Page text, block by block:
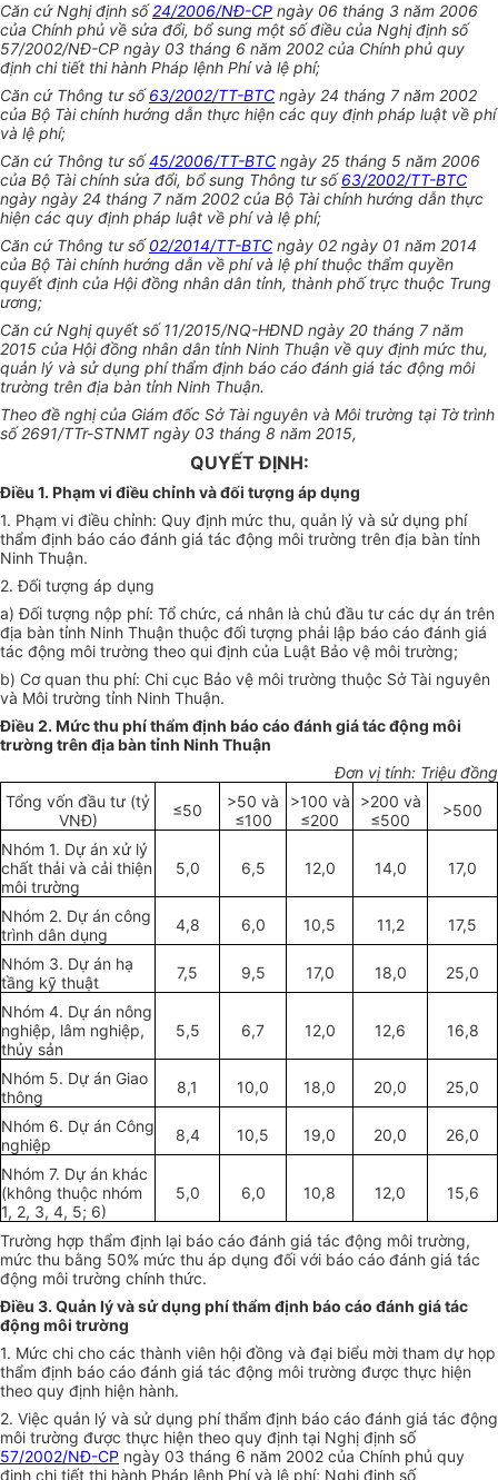
Căn cứ Nghị định số24/2006/NĐ-CP ngày 06 tháng 3 năm 2006
của Chính phủ về sửa đổi, bổ sung một số điều của Nghị định số
57/2002/NĐ-CP ngày 03 tháng 6 năm 2002 của Chính phủ quy
định chi tiết thi hành Pháp lệnh Phí và lệ phí;
Căn cứ Thông tư số63/2002/TT-BTC ngày 24 tháng 7 năm 2002
của Bộ Tài chính hướng dẫn thực hiện các quy định pháp luật về phí
và lệ phí;
Căn cứ Thông tư số45/2006/TT-BTC ngày 25 tháng 5 năm 2006
của Bộ Tài chính sửa đổi, bổ sung Thông tư số63/2002/TT-BTC
ngày ngày 24 tháng 7 năm 2002 của Bộ Tài chính hướng dẫn thực
hiện các quy định pháp luật về phí và lệ phí;
Căn cứ Thông tư số02/2014/TT-BTC ngày 02 ngày 01 năm 2014
của Bộ Tài chính hướng dẫn về phí và lệ phí thuộc thẩm quyền
quyết định của Hội đồng nhân dân tỉnh, thành phố trực thuộc Trung
ương;
Căn cứ Nghị quyết số 11/2015/NQ-HĐND ngày 20 tháng 7 năm
2015 của Hội đồng nhân dân tỉnh Ninh Thuận về quy định mức thu,
quản lý và sử dụng phí thẩm định báo cáo đánh giá tác động môi
trường trên địa bàn tỉnh Ninh Thuận.
Theo đề nghị của Giám đốc Sở Tài nguyên và Môi trường tại Tờ trình
số 2691/TTr-STNMT ngày 03 tháng 8 năm 2015,
QUYẾT ĐỊNH:
Điều 1. Phạm vi điều chỉnh và đối tượng áp dụng
1. Phạm vi điều chỉnh: Quy định mức thu, quản lý và sử dụng phí
thẩm định báo cáo đánh giá tác động môi trường trên địa bàn tỉnh
Ninh Thuận.
2.Đối tượng áp dụng
a)Đối tượng nộp phí: Tổ chức, cá nhân là chủ đầu tư các dự án trên
địa bàn tỉnh Ninh Thuận thuộc đối tượng phải lập báo cáo đánh giá
tác động môi trường theo qui định của Luật Bảo vệ môi trường;
b) Cơ quan thu phí: Chi cục Bảo vệ môi trường thuộc Sở Tài nguyên
và Môi trường tỉnh Ninh Thuận.
Điều 2. Mức thu phí thẩm định báo cáo đánh giá tác động môi
trường trên địa bàn tỉnh Ninh Thuận
Đơn vị tính: Triệu đồng
Tổng vốn đầu tư (tỷ
VNĐ)
≤50
>50 và
≤100
>100 và
≤200
>200 và
≤500
>500
Nhóm 1. Dự án xử lý
chất thải và cải thiện
môi trường
5,0 6,5 12,0 14,0 17,0
Nhóm 2. Dự án công
trình dân dụng
4,8 6,0 10,5 11,2 17,5
Nhóm 3. Dự án hạ
tầng kỹ thuật
7,5 9,5 17,0 18,0 25,0
Nhóm 4. Dự án nông
nghiệp, lâm nghiệp,
thủy sản
5,5 6,7 12,0 12,6 16,8
Nhóm 5. Dự án Giao
thông
8,1 10,0 18,0 20,0 25,0
Nhóm 6. Dự án Công
nghiệp
8,4 10,5 19,0 20,0 26,0
Nhóm 7. Dự án khác
(không thuộc nhóm
1, 2, 3, 4, 5; 6)
5,0 6,0 10,8 12,0 15,6
Trường hợp thẩm định lại báo cáo đánh giá tác động môi trường,
mức thu bằng 50% mức thu áp dụng đối với báo cáo đánh giá tác
động môi trường chính thức.
Điều 3. Quản lý và sử dụng phí thẩm định báo cáo đánh giá tác
động môi trường
1. Mức chi cho các thành viên hội đồng và đại biểu mời tham dự họp
thẩm định báo cáo đánh giá tác động môi trường được thực hiện
theo quy định hiện hành.
2. Việc quản lý và sử dụng phí thẩm định báo cáo đánh giá tác động
môi trường được thực hiện theo quy định tại Nghị định số
57/2002/NĐ-CP ngày 03 tháng 6 năm 2002 của Chính phủ quy
định chi tiết thi hành Pháp lệnh Phí và lệ phí; Nghị định số